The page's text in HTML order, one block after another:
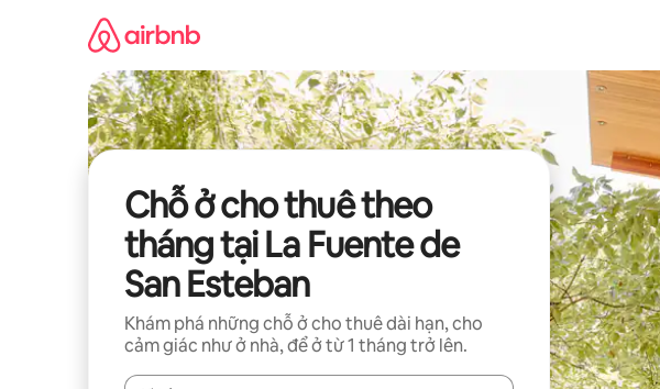
Chỗ ở cho thuê theo
tháng tại La Fuente de
San Esteban
Khám phá những chỗ ở cho thuê dài hạn, cho
cảm giác như ở nhà, để ở từ 1 tháng trở lên.